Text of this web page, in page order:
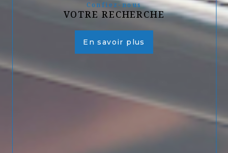
Confiez-nous
VOTRE RECHERCHE
En savoir plus